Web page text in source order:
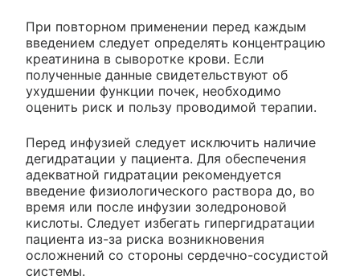
При повторном применении перед каждым
введением следует определять концентрацию
креатинина в сыворотке крови. Если
полученные данные свидетельствуют об
ухудшении функции почек, необходимо
оценить риск и пользу проводимой терапии.
Перед инфузией следует исключить наличие
дегидратации у пациента. Для обеспечения
адекватной гидратации рекомендуется
введение физиологического раствора до, во
время или после инфузии золедроновой
кислоты. Следует избегать гипергидратации
пациента из-за риска возникновения
осложнений со стороны сердечно-сосудистой
системы.